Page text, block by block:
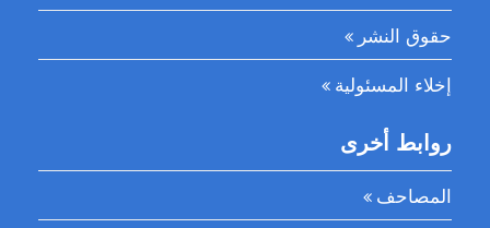
حقوق النشر
إخلاء المسئولية
روابط أخرى
المصاحف